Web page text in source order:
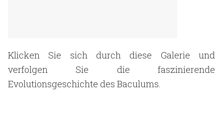
Klicken Sie sich durch diese Galerie und
verfolgen Sie die faszinierende
Evolutionsgeschichte des Baculums.